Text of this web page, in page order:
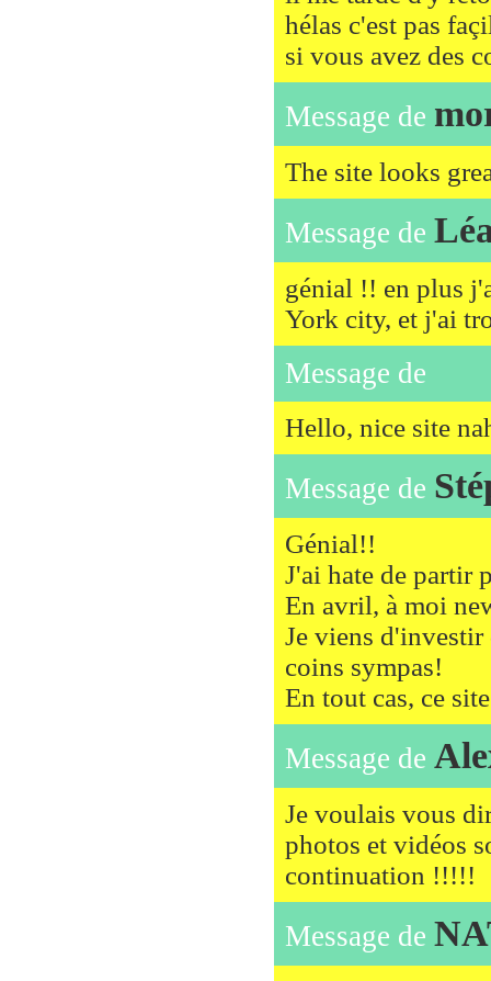
hélas c'est pas
si vous avez des
Message de
The site looks
Message de
génial !! en plus
York city, et j'ai
Message de
Hello, nice site
Message de
Génial!!
J'ai hate de partir
En avril, à moi
Je viens d'investir
coins sympas!
En tout cas, ce
Message de
Je voulais vous
photos et vidéos
continuation !!!!!
Message de